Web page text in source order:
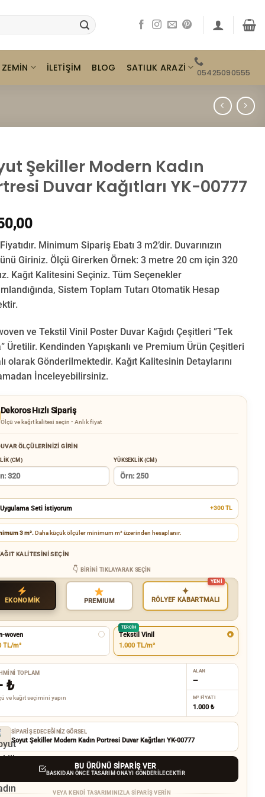
ZEMIN İLETIŞIM BLOG SATILIK ARAZI 05425090555
Şekiller Modern Kadın
Duvar Kağıtları YK-00777
Minimum Sipariş Ebatı 3 m2’dir. Duvarınızın
Giriniz. Ölçü Girerken Örnek: 3 metre 20 cm için 320
Kağıt Kalitesini Seçiniz. Tüm Seçenekler
Sistem Toplam Tutarı Otomatik Hesap
ve Tekstil Vinil Poster Duvar Kağıdı Çeşitleri ”Tek
Üretilir. Kendinden Yapışkanlı ve Premium Ürün Çeşitleri
olarak Gönderilmektedir. Kağıt Kalitesinin Detaylarını
İnceleyebilirsiniz.
Dekoros Hızlı Sipariş
Ölçü ve kağıt kalitesi seçin • Anlık fiyat
ÖLÇÜLERINIZI GIRIN
(CM) YÜKSEKLIK (CM)
Uygulama Seti İstiyorum +300 TL
3 m².Daha küçük ölçüler minimum m² üzerinden hesaplanır.
KALITESINI SEÇIN
BIRINI TIKLAYARAK SEÇIN
EKONOMİK PREMIUM
✦
RÖLYEF KABARTMALI
woven
TL/m²
TERCIH
Tekstil Vinil
1.000 TL/m²
TOPLAM
₺
ve kağıt seçimini yapın
ALAN
—
M² FIYATI
1.000 ₺
SIPARIŞ EDECEĞINIZ GÖRSEL
Soyut Şekiller Modern Kadın Portresi Duvar Kağıtları YK-00777
BU ÜRÜNÜ SIPARIŞ VER
BASKIDAN ÖNCE TASARIM ONAYI GÖNDERILECEKTIR
VEYA KENDI TASARIMINIZLA SIPARIŞ VERIN